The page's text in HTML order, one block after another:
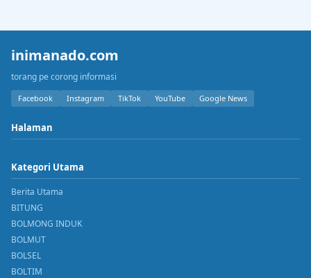
inimanado.com
torang pe corong informasi
Facebook Instagram TikTok YouTube Google News
Halaman
Kategori Utama
Berita Utama
BITUNG
BOLMONG INDUK
BOLMUT
BOLSEL
BOLTIM